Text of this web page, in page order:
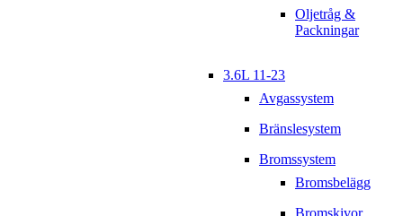
Oljetråg &
Packningar
3.6L 11-23
Avgassystem
Bränslesystem
Bromssystem
Bromsbelägg